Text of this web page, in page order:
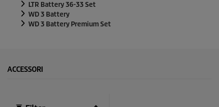
LTR Battery 36-33 Set
WD 3 Battery
WD 3 Battery Premium Set
ACCESSORI